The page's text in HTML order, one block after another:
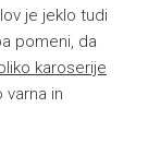
je jeklo tudi
pomeni, da
karoserije
varna in